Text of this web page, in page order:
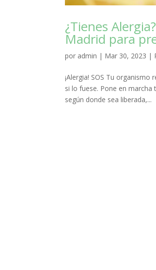
¿Tienes
Madrid para
por admin | Mar 30, 2023 |
¡Alergia! SOS Tu
si lo fuese. Pone en
según donde sea liberada,...